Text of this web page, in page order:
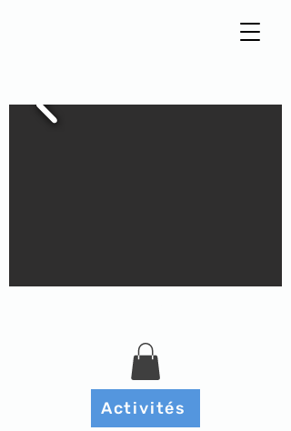
Activités